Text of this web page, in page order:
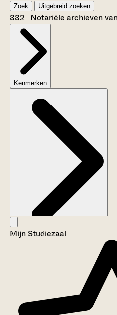
Zoek Uitgebreid zoeken
882 Notariële archieven
Kenmerken
Aanwijzingen voor de gebruiker
Mijn Studiezaal